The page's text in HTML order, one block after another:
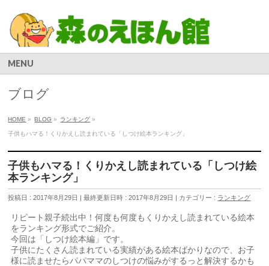
MENU
ブログ
HOME » BLOG » ランキング »
子供もハマる！くりかえし読まれている「しつけ絵本ランキング」
子供もハマる！くりかえし読まれている「しつけ絵
本ランキング」
投稿日 : 2017年8月29日 最終更新日時 : 2017年8月29日 カテゴリー : ランキング
リピート親子続出中！何度も何度もくりかえし読まれている絵本
をランキング形式でご紹介。
今回は「しつけ絵本編」です。
子供にたくさん読まれている実績がある絵本ばかりなので、お子
様に読ませたらパパママのしつけの悩みがするっと解決するかも